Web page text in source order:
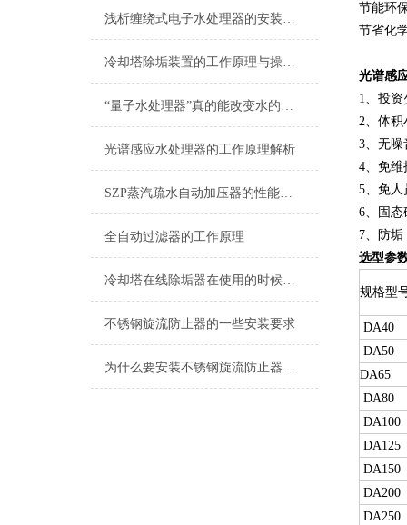
浅析缠绕式电子水处理器的安装位置
冷却塔除垢装置的工作原理与操作要点
“量子水处理器”真的能改变水的性质吗？科学原理深度解析
光谱感应水处理器的工作原理解析
SZP蒸汽疏水自动加压器的性能特点
全自动过滤器的工作原理
冷却塔在线除垢器在使用的时候需要注意什么
不锈钢旋流防止器的一些安装要求
为什么要安装不锈钢旋流防止器，你知道吗
节能环
节省化
光谱感
1、投
2、体
3、无
4、免
5、免
6、固
7、防
选型参
规格型
DA40
DA50
DA65
DA80
DA100
DA125
DA150
DA200
DA250